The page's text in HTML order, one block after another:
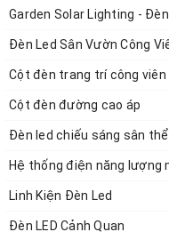
-
-
-
Garden Solar Lighting -
Đèn Led Sân Vườn Công
Cột đèn trang trí công viên
Cột đèn đường cao áp
Đèn led chiếu sáng sân
Hệ thống điện năng lượng
Linh Kiện Đèn Led
Đèn LED Cảnh Quan